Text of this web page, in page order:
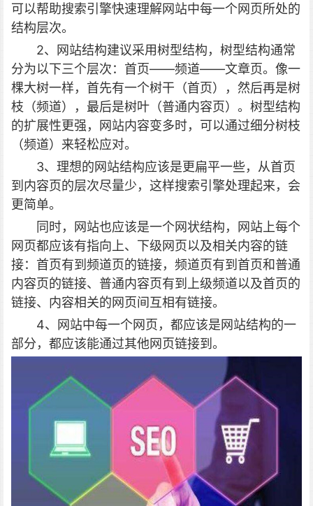
可以帮助搜索引擎快速理解网站中每一个网页所处的
结构层次。
2、网站结构建议采用树型结构，树型结构通常
分为以下三个层次：首页——频道——文章页。像一
棵大树一样，首先有一个树干（首页），然后再是树
枝（频道），最后是树叶（普通内容页）。树型结构
的扩展性更强，网站内容变多时，可以通过细分树枝
（频道）来轻松应对。
3、理想的网站结构应该是更扁平一些，从首页
到内容页的层次尽量少，这样搜索引擎处理起来，会
更简单。
同时，网站也应该是一个网状结构，网站上每个
网页都应该有指向上、下级网页以及相关内容的链
接：首页有到频道页的链接，频道页有到首页和普通
内容页的链接、普通内容页有到上级频道以及首页的
链接、内容相关的网页间互相有链接。
4、网站中每一个网页，都应该是网站结构的一
部分，都应该能通过其他网页链接到。